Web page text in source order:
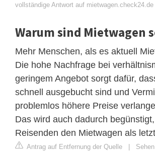
vollständige Antwort auf mietwagen.check24.de
Warum sind Mietwagen
Mehr Menschen, als es aktuell
Die hohe Nachfrage bei
geringem Angebot sorgt dafür,
schnell ausgebucht sind und
problemlos höhere Preise
Das wird auch dadurch
Reisenden den Mietwagen als
Antrag auf Entfernung der Quelle |